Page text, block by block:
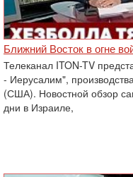
Ближний Восток в огне
Телеканал ITON-TV
- Иерусалим",
(США). Новостной обзор
дни в Израиле,